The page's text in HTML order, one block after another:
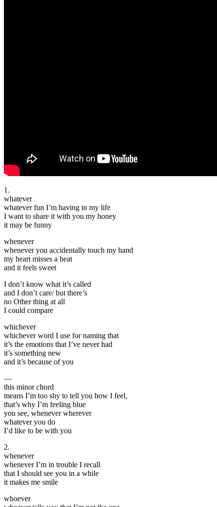
1.
whatever
whatever fun I’m having in my life
I want to share it with you my honey
it may be funny
whenever
whenever you accidentally touch my hand
my heart misses a beat
and it feels sweet
I don’t know what it’s called
and I don’t care/ but there’s
no Other thing at all
I could compare
whichever
whichever word I use for naming that
it’s the emotions that I’ve never had
it’s something new
and it’s because of you
—
this minor chord
means I’m too shy to tell you how I feel,
that’s why I’m feeling blue
you see, whenever wherever
whatever you do
I’d like to be with you
2.
whenever
whenever I’m in trouble I recall
that I should see you in a while
it makes me smile
whoever